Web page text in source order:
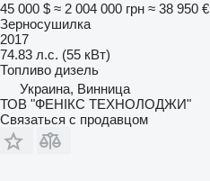
45 000 $ ≈ 2 004 000 грн ≈ 38 950 €
Зерносушилка
2017
74.83 л.с. (55 кВт)
Топливо дизель
Украина, Винница
ТОВ "ФЕНІКС ТЕХНОЛОДЖИ"
Связаться с продавцом